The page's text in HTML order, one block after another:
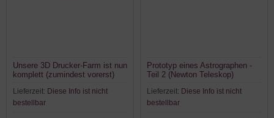
Unsere 3D Drucker-Farm ist nun
komplett (zumindest vorerst)
Lieferzeit: Diese Info ist nicht
bestellbar
Prototyp eines Astrographen -
Teil 2 (Newton Teleskop)
Lieferzeit: Diese Info ist nicht
bestellbar